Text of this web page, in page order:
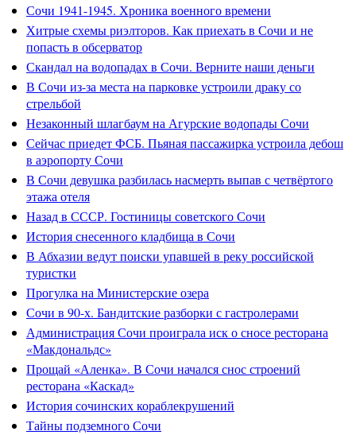
Сочи 1941-1945. Хроника военного времени
Хитрые схемы риэлторов. Как приехать в Сочи и не
попасть в обсерватор
Скандал на водопадах в Сочи. Верните наши деньги
В Сочи из-за места на парковке устроили драку со
стрельбой
Незаконный шлагбаум на Агурские водопады Сочи
Сейчас приедет ФСБ. Пьяная пассажирка устроила дебош
в аэропорту Сочи
В Сочи девушка разбилась насмерть выпав с четвёртого
этажа отеля
Назад в СССР. Гостиницы советского Сочи
История снесенного кладбища в Сочи
В Абхазии ведут поиски упавшей в реку российской
туристки
Прогулка на Министерские озера
Сочи в 90-х. Бандитские разборки с гастролерами
Администрация Сочи проиграла иск о сносе ресторана
«Макдональдс»
Прощай «Аленка». В Сочи начался снос строений
ресторана «Каскад»
История сочинских кораблекрушений
Тайны подземного Сочи